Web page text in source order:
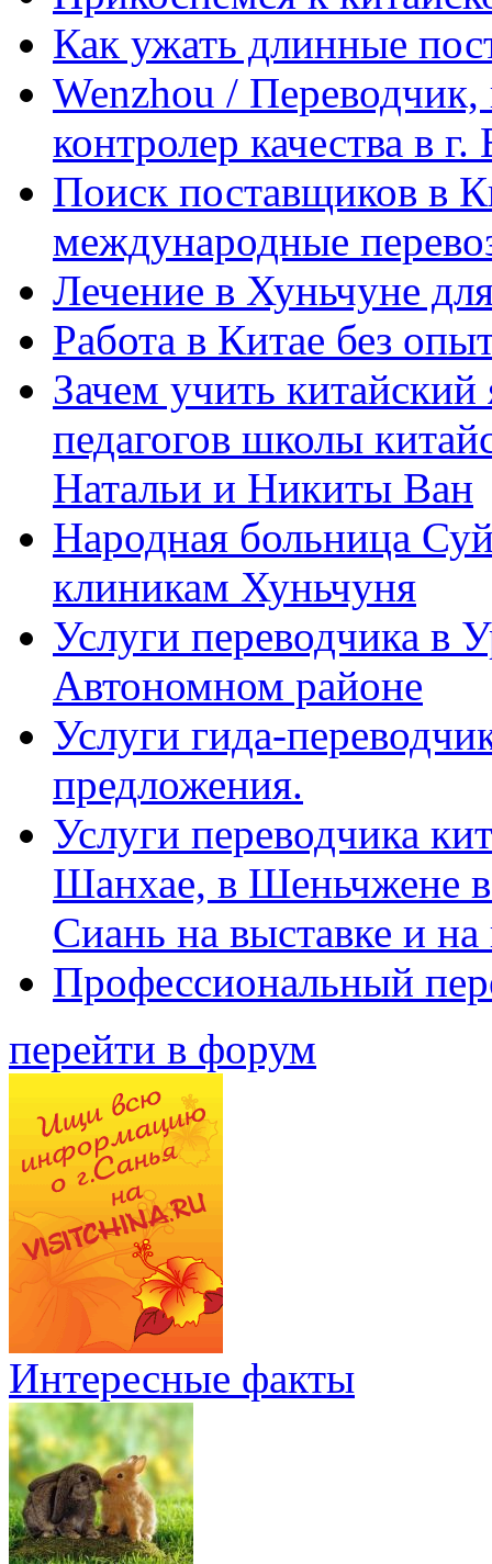
Как ужать длинные
Wenzhou / Переводчик,
контролер качества в
Поиск поставщиков в
международные
Лечение в Хуньчуне
Работа в Китае без
Зачем учить
педагогов школы
Натальи и Никиты Ван
Народная больница
клиникам Хуньчуня
Услуги переводчика в
Автономном районе
Услуги гида-
предложения.
Услуги переводчика
Шанхае, в Шеньчжене
Сиань на выставке и
Профессиональный
перейти в форум
Интересные факты